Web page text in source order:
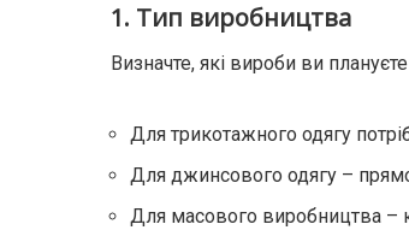
1. Тип виробництва
Визначте, які вироби ви
Для трикотажного одягу
Для джинсового одягу –
Для масового виробництва –